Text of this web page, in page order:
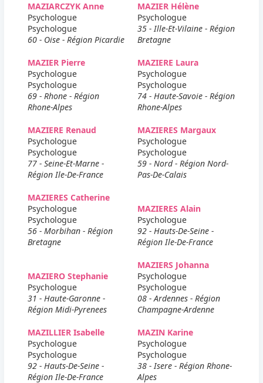
MAZIARCZYK Anne
Psychologue
Psychologue
60 - Oise - Région Picardie
MAZIER Hélène
Psychologue
35 - Ille-Et-Vilaine - Région
Bretagne
MAZIER Pierre
Psychologue
Psychologue
69 - Rhone - Région
Rhone-Alpes
MAZIERE Laura
Psychologue
Psychologue
74 - Haute-Savoie - Région
Rhone-Alpes
MAZIERE Renaud
Psychologue
Psychologue
77 - Seine-Et-Marne -
Région Ile-De-France
MAZIERES Margaux
Psychologue
Psychologue
59 - Nord - Région Nord-
Pas-De-Calais
MAZIERES Catherine
Psychologue
Psychologue
56 - Morbihan - Région
Bretagne
MAZIERES Alain
Psychologue
92 - Hauts-De-Seine -
Région Ile-De-France
MAZIERO Stephanie
Psychologue
31 - Haute-Garonne -
Région Midi-Pyrenees
MAZIERS Johanna
Psychologue
Psychologue
08 - Ardennes - Région
Champagne-Ardenne
MAZILLIER Isabelle
Psychologue
Psychologue
92 - Hauts-De-Seine -
Région Ile-De-France
MAZIN Karine
Psychologue
Psychologue
38 - Isere - Région Rhone-
Alpes